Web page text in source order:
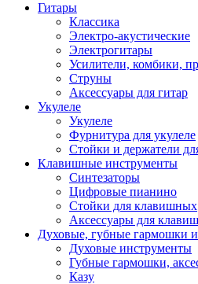
Гитары
Классика
Электро-акустические
Электрогитары
Усилители, комбики,
Струны
Аксессуары для гитар
Укулеле
Укулеле
Фурнитура для укулеле
Стойки и держатели
Клавишные инструменты
Синтезаторы
Цифровые пианино
Стойки для клавишных
Аксессуары для
Духовые, губные гармошки
Духовые инструменты
Губные гармошки,
Казу